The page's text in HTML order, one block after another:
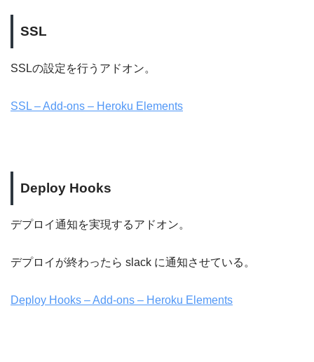
SSL
SSLの設定を行うアドオン。
SSL – Add-ons – Heroku Elements
Deploy Hooks
デプロイ通知を実現するアドオン。
デプロイが終わったら slack に通知させている。
Deploy Hooks – Add-ons – Heroku Elements